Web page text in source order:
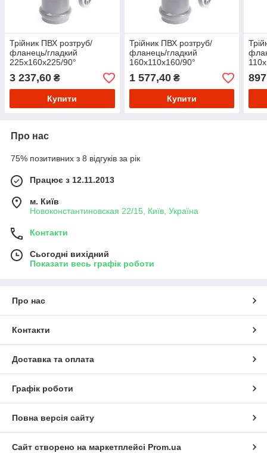
Трійник ПВХ розтруб/
фланець/гладкий
225х160х225/90°
3 237,60 ₴
Купити
Трійник ПВХ розтруб/
фланець/гладкий
160х110х160/90°
1 577,40₴
Купити
897
Про нас
75% позитивних з 8 відгуків за рік
Працює з 12.11.2013
м. Київ
Новоконстантиновская 22/15, Київ, Україна
Контакти
Сьогодні вихідний
Показати весь графік роботи
Про нас
Контакти
Доставка та оплата
Графік роботи
Повна версія сайту
Сайт створено на маркетплейсі Prom.ua